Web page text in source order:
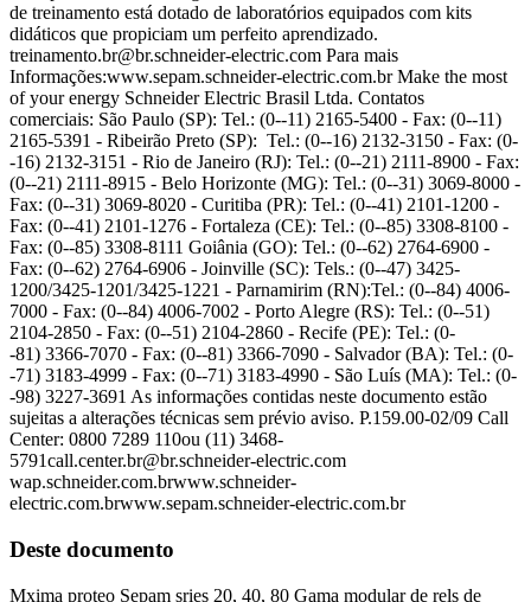
de treinamento está dotado de laboratórios equipados com kits
didáticos que propiciam um perfeito aprendizado.
treinamento.br@br.schneider-electric.com Para mais
Informações:www.sepam.schneider-electric.com.br Make the most
of your energy Schneider Electric Brasil Ltda. Contatos
comerciais: São Paulo (SP): Tel.: (0--11) 2165-5400 - Fax: (0--11)
2165-5391 - Ribeirão Preto (SP): Tel.: (0--16) 2132-3150 - Fax: (0-
-16) 2132-3151 - Rio de Janeiro (RJ): Tel.: (0--21) 2111-8900 - Fax:
(0--21) 2111-8915 - Belo Horizonte (MG): Tel.: (0--31) 3069-8000 -
Fax: (0--31) 3069-8020 - Curitiba (PR): Tel.: (0--41) 2101-1200 -
Fax: (0--41) 2101-1276 - Fortaleza (CE): Tel.: (0--85) 3308-8100 -
Fax: (0--85) 3308-8111 Goiânia (GO): Tel.: (0--62) 2764-6900 -
Fax: (0--62) 2764-6906 - Joinville (SC): Tels.: (0--47) 3425-
1200/3425-1201/3425-1221 - Parnamirim (RN):Tel.: (0--84) 4006-
7000 - Fax: (0--84) 4006-7002 - Porto Alegre (RS): Tel.: (0--51)
2104-2850 - Fax: (0--51) 2104-2860 - Recife (PE): Tel.: (0-
-81) 3366-7070 - Fax: (0--81) 3366-7090 - Salvador (BA): Tel.: (0-
-71) 3183-4999 - Fax: (0--71) 3183-4990 - São Luís (MA): Tel.: (0-
-98) 3227-3691 As informações contidas neste documento estão
sujeitas a alterações técnicas sem prévio aviso. P.159.00-02/09 Call
Center: 0800 7289 110ou (11) 3468-
5791call.center.br@br.schneider-electric.com
wap.schneider.com.brwww.schneider-
electric.com.brwww.sepam.schneider-electric.com.br
Deste documento
Mxima proteo Sepam sries 20, 40, 80 Gama modular de rels de